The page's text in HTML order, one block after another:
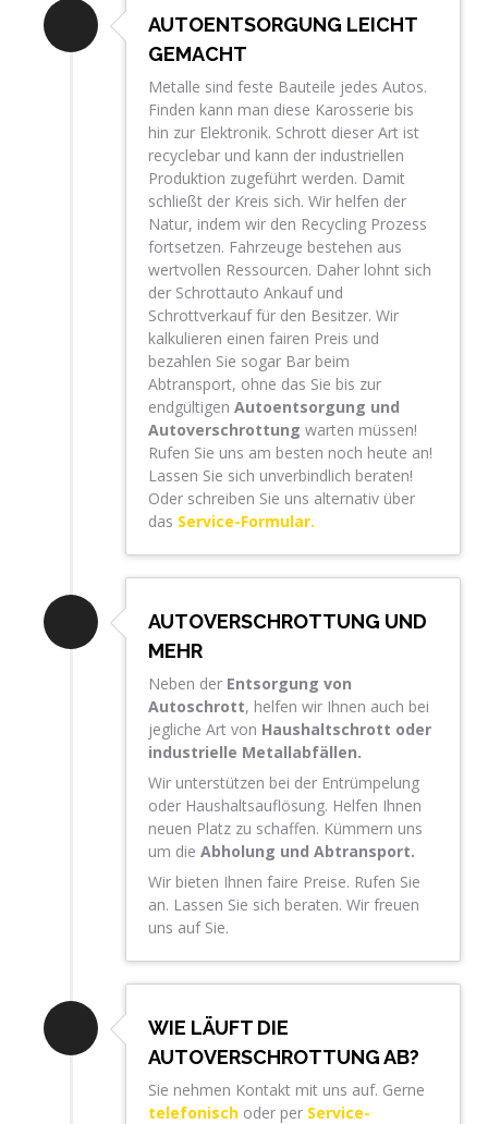
AUTOENTSORGUNG LEICHT
GEMACHT
Metalle sind feste Bauteile jedes Autos.
Finden kann man diese Karosserie bis
hin zur Elektronik. Schrott dieser Art ist
recyclebar und kann der industriellen
Produktion zugeführt werden. Damit
schließt der Kreis sich. Wir helfen der
Natur, indem wir den Recycling Prozess
fortsetzen. Fahrzeuge bestehen aus
wertvollen Ressourcen. Daher lohnt sich
der Schrottauto Ankauf und
Schrottverkauf für den Besitzer. Wir
kalkulieren einen fairen Preis und
bezahlen Sie sogar Bar beim
Abtransport, ohne das Sie bis zur
endgültigen Autoentsorgung und
Autoverschrottung warten müssen!
Rufen Sie uns am besten noch heute an!
Lassen Sie sich unverbindlich beraten!
Oder schreiben Sie uns alternativ über
das Service-Formular.
AUTOVERSCHROTTUNG UND
MEHR
Neben der Entsorgung von
Autoschrott, helfen wir Ihnen auch bei
jegliche Art von Haushaltschrott oder
industrielle Metallabfällen.
Wir unterstützen bei der Entrümpelung
oder Haushaltsauflösung. Helfen Ihnen
neuen Platz zu schaffen. Kümmern uns
um die Abholung und Abtransport.
Wir bieten Ihnen faire Preise. Rufen Sie
an. Lassen Sie sich beraten. Wir freuen
uns auf Sie.
WIE LÄUFT DIE
AUTOVERSCHROTTUNG AB?
Sie nehmen Kontakt mit uns auf. Gerne
telefonisch oder per Service-